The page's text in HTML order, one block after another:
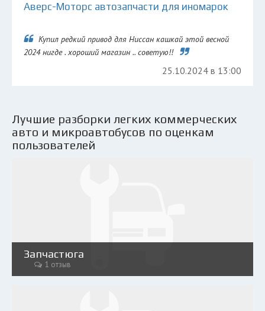
Аверс-Моторс автозапчасти для иномарок
Купил редкий привод для Ниссан кашкай этой весной
2024 нигде . хороший магазин .. советую!!
25.10.2024 в 13:00
Лучшие разборки легких коммерческих
авто и микроавтобусов по оценкам
пользователей
Запчастюга
1 отзыв